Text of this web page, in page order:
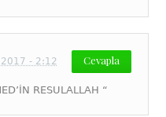
Cevapla
- 2:12
RESULALLAH “